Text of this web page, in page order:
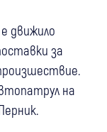
движило
за
на